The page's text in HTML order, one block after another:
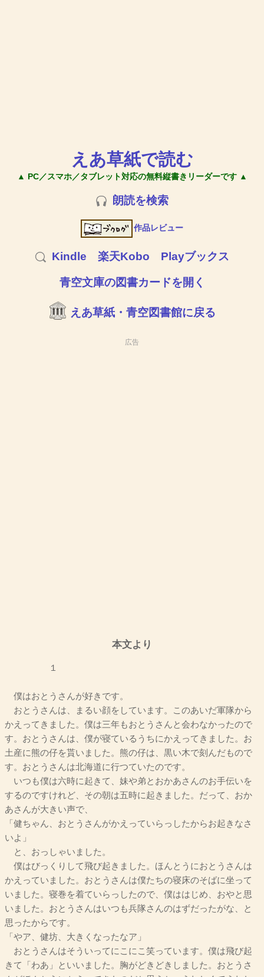
えあ草紙で読む
▲ PC／スマホ／タブレット対応の無料縦書きリーダーです ▲
朗読を検索
作品レビュー
Kindle 楽天Kobo Playブックス
青空文庫の図書カードを開く
えあ草紙・青空図書館に戻る
広告
本文より
１
僕はおとうさんが好きです。
おとうさんは、まるい顔をしています。このあいだ軍隊から
かえってきました。僕は三年もおとうさんと会わなかったので
す。おとうさんは、僕が寝ているうちにかえってきました。お
土産に熊の仔を貰いました。熊の仔は、黒い木で刻んだもので
す。おとうさんは北海道に行つていたのです。
いつも僕は六時に起きて、妹や弟とおかあさんのお手伝いを
するのですけれど、その朝は五時に起きました。だって、おか
あさんが大きい声で、
「健ちゃん、おとうさんがかえっていらっしたからお起きなさ
いよ」
と、おっしゃいました。
僕はびっくりして飛び起きました。ほんとうにおとうさんは
かえっていました。おとうさんは僕たちの寝床のそばに坐って
いました。寝巻を着ていらっしたので、僕ははじめ、おやと思
いました。おとうさんはいつも兵隊さんのはずだったがな、と
思ったからです。
「やア、健坊、大きくなったなア」
おとうさんはそういってにこにこ笑っています。僕は飛び起
きて「わあ」といいました。胸がどきどきしました。おとうさ